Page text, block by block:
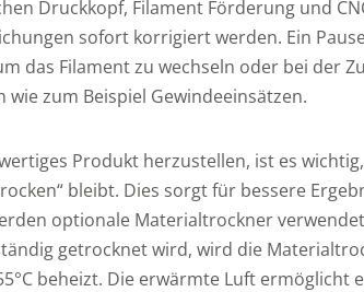
Druckkopf, Filament Förderung und
sofort korrigiert werden. Ein
das Filament zu wechseln oder bei der
zum Beispiel Gewindeeinsätzen.
Produkt herzustellen, ist es
bleibt. Dies sorgt für bessere
optionale Materialtrockner
getrocknet wird, wird die
beheizt. Die erwärmte Luft ermöglicht